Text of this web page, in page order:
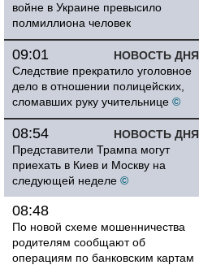
войне в Украине превысило
полмиллиона человек
НОВОСТЬ ДНЯ
09:01
Следствие прекратило уголовное
дело в отношении полицейских,
сломавших руку учительнице ©
НОВОСТЬ ДНЯ
08:54
Представители Трампа могут
приехать в Киев и Москву на
следующей неделе ©
08:48
По новой схеме мошенничества
родителям сообщают об
операциям по банковским картам